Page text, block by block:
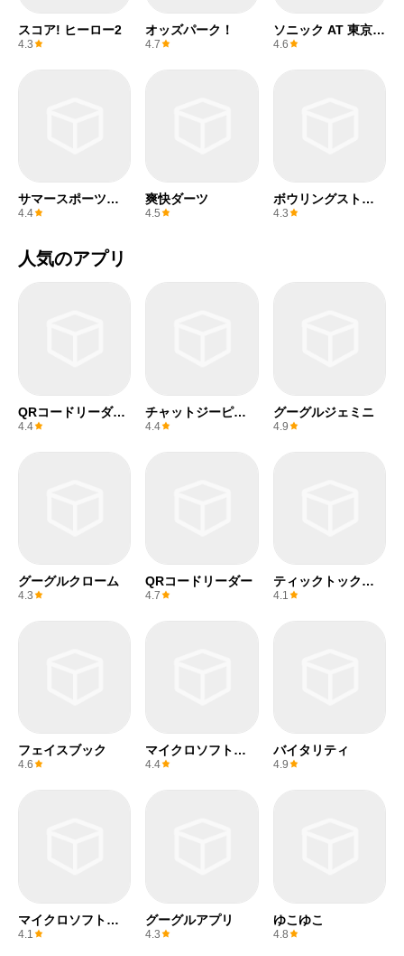
スコア! ヒーロー2
4.3
オッズパーク！
4.7
ソニック AT 東京
2020オリンピック
4.6
サマースポーツゲ
ーム
4.4
爽快ダーツ
4.5
ボウリングストラ
イク
4.3
人気のアプリ
QRコードリーダー
(無料)
4.4
チャットジーピー
ティー
4.4
グーグルジェミニ
4.9
グーグルクローム
4.3
QRコードリーダー
4.7
ティックトックラ
イト
4.1
フェイスブック
4.6
マイクロソフトエ
クセル
4.4
バイタリティ
4.9
マイクロソフトワ
ード
4.1
グーグルアプリ
4.3
ゆこゆこ
4.8